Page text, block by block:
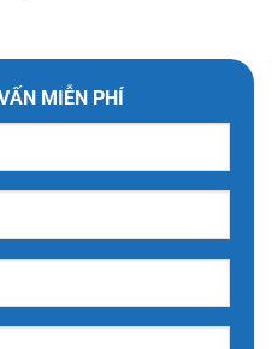
MIỄN PHÍ